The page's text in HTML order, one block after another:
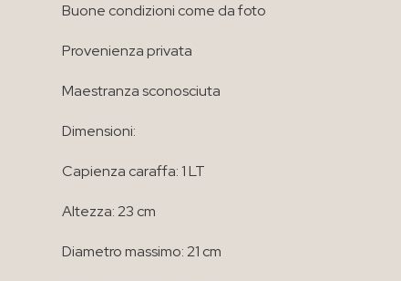
Buone condizioni come da foto
Provenienza privata
Maestranza sconosciuta
Dimensioni:
Capienza caraffa: 1 LT
Altezza: 23 cm
Diametro massimo: 21 cm